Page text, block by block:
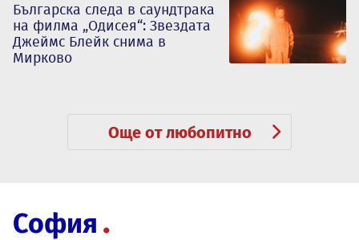
Българска следа в саундтрака
на филма „Одисея“: Звездата
Джеймс Блейк снима в
Мирково
Още от любопитно
София